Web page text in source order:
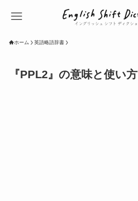
ホーム 英語略語辞書
『PPL2』の意味と使い方